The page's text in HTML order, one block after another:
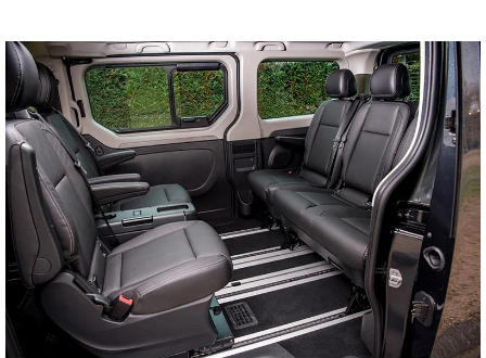
Koszalina Bydgoszczy
Kołobrzegu Piły
Chojnic Tucholi
Więcborka Nakła nad
Notecią Białogardu
Gryfic Sępólna
Krajeńskiego
Człuchowa Szczecinka
Barwic Świdnicy
Trzcianki Złotowa
Czarnkowa Chodzieży
Wałcza z pod adresu